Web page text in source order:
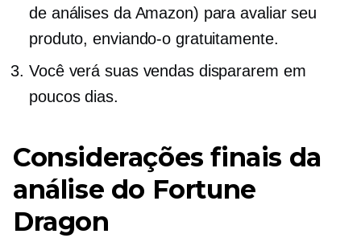
de análises da Amazon) para avaliar seu
produto, enviando-o gratuitamente.
Você verá suas vendas dispararem em
poucos dias.
Considerações finais da
análise do Fortune
Dragon